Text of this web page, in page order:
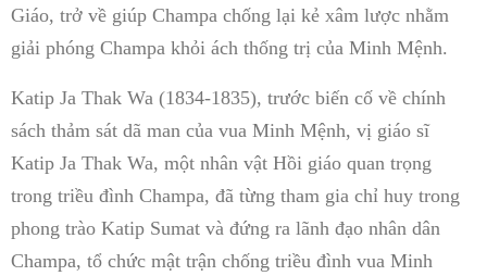
Giáo, trở về giúp Champa chống lại kẻ xâm lược nhằm
giải phóng Champa khỏi ách thống trị của Minh Mệnh.
Katip Ja Thak Wa (1834-1835), trước biến cố về chính
sách thảm sát dã man của vua Minh Mệnh, vị giáo sĩ
Katip Ja Thak Wa, một nhân vật Hồi giáo quan trọng
trong triều đình Champa, đã từng tham gia chỉ huy trong
phong trào Katip Sumat và đứng ra lãnh đạo nhân dân
Champa, tổ chức mật trận chống triều đình vua Minh